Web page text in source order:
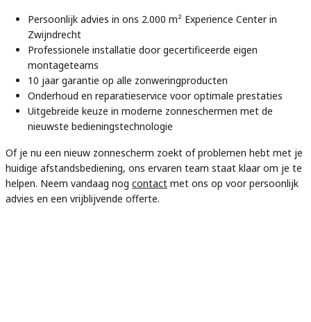
Persoonlijk advies in ons 2.000 m² Experience Center in
Zwijndrecht
Professionele installatie door gecertificeerde eigen
montageteams
10 jaar garantie op alle zonweringproducten
Onderhoud en reparatieservice voor optimale prestaties
Uitgebreide keuze in moderne zonneschermen met de
nieuwste bedieningstechnologie
Of je nu een nieuw zonnescherm zoekt of problemen hebt met je
huidige afstandsbediening, ons ervaren team staat klaar om je te
helpen. Neem vandaag nog contact met ons op voor persoonlijk
advies en een vrijblijvende offerte.